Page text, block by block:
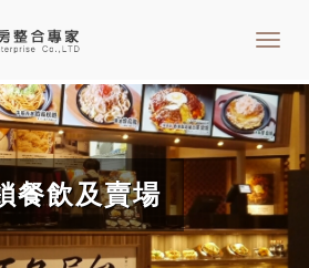
餐飲及賣場